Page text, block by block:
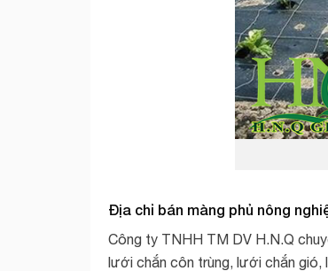
Địa chỉ bán màng phủ nông
Công ty TNHH TM DV H.N.Q
lưới chắn côn trùng, lưới chắn gió,